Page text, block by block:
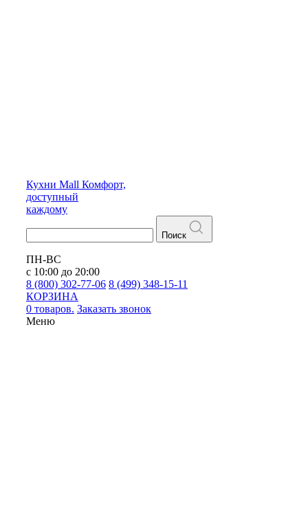
Кухни Mall Комфорт,
доступный
каждому
Поиск
ПН-ВС
с 10:00 до 20:00
8 (800) 302-77-06 8 (499) 348-15-11
КОРЗИНА
0 товаров. Заказать звонок
Меню